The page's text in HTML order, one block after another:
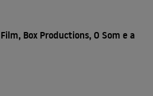
Box Productions, O Som e a